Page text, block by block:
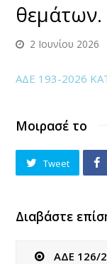
θεμάτων.
2 Ιουνίου 2026
ΑΔΕ 193-2026
Μοιρασέ το
Tweet
Διαβάστε
ΑΔΕ 126/